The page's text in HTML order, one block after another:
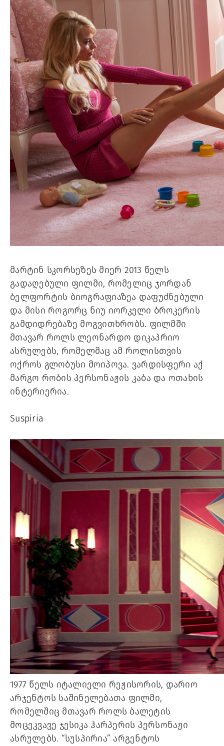
მარტინ სკორსეზეს მიერ 2013 წელს
გადაღებული ფილმი, რომელიც ჯორდან
ბელფორტის ბიოგრაფიაზეა დაფუძნებული
და მისი როგორც ნიუ იორკელი ბროკერის
გამდიდრებაზე მოგვითხრობს. ფილმში
მთავარ როლს ლეონარდო დიკაპრიო
ასრულებს, რომელმაც ამ როლისთვის
ოქროს გლობუსი მოიპოვა. ვარდისფერი აქ
მარგო რობის პერსონაჟის კაბა და ოთახის
ინტერიერია.
Suspiria
1977 წელს იტალიელი რეჟისორის, დარიო
არჯენტოს საშინელებათა ფილმი,
რომელშიც მთავარ როლს ბალეტის
მოცეკვავე ჯესიკა ჰარპერის პერსონაჟი
ასრულებს. “სუსპირია” არგენტოს